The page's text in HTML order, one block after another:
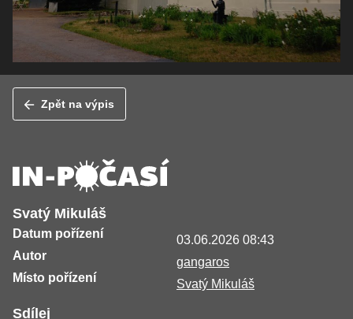
Zpět na výpis
Svatý Mikuláš
Datum pořízení
03.06.2026 08:43
Autor
gangaros
Místo pořízení
Svatý Mikuláš
Sdílej